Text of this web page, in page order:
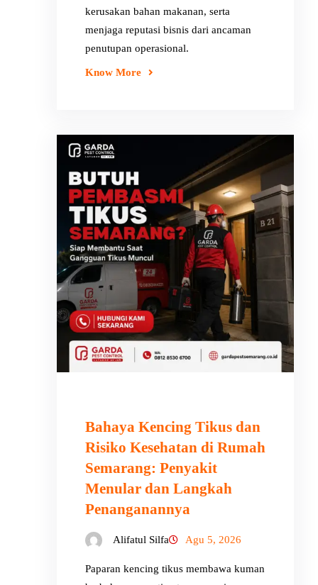
kerusakan bahan makanan, serta
menjaga reputasi bisnis dari ancaman
penutupan operasional.
Know More
Bahaya Kencing Tikus dan
Risiko Kesehatan di Rumah
Semarang: Penyakit
Menular dan Langkah
Penanganannya
Alifatul Silfa Agu 5, 2026
Paparan kencing tikus membawa kuman